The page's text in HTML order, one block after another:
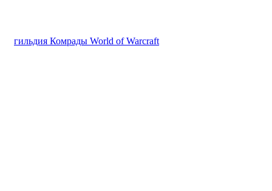
гильдия Комрады World of Warcraft